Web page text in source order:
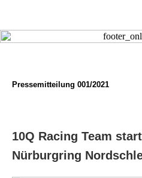
Pressemitteilung 001/2021
10Q Racing Team
Nürburgring